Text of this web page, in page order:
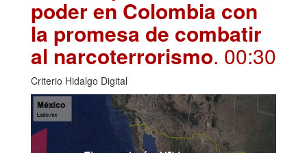
poder en Colombia con
la promesa de combatir
al narcoterrorismo. 00:30
Criterio Hidalgo Digital